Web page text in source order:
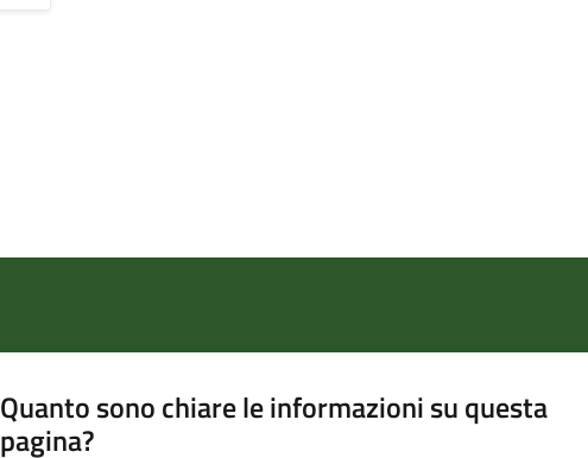
Quanto sono chiare le informazioni su questa
pagina?